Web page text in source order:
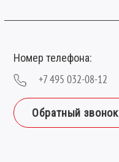
Толщина, мм:
Цвет:
Ширина планки (мм):
Номер телефона:
+7 495 032-08-12
Обратный звонок